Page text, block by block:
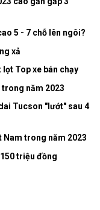
5 - 7 chỗ lên ngôi?
xả
lọt Top xe bán chạy
năm 2023
Tucson "lướt" sau 4
Nam trong năm 2023
triệu đồng